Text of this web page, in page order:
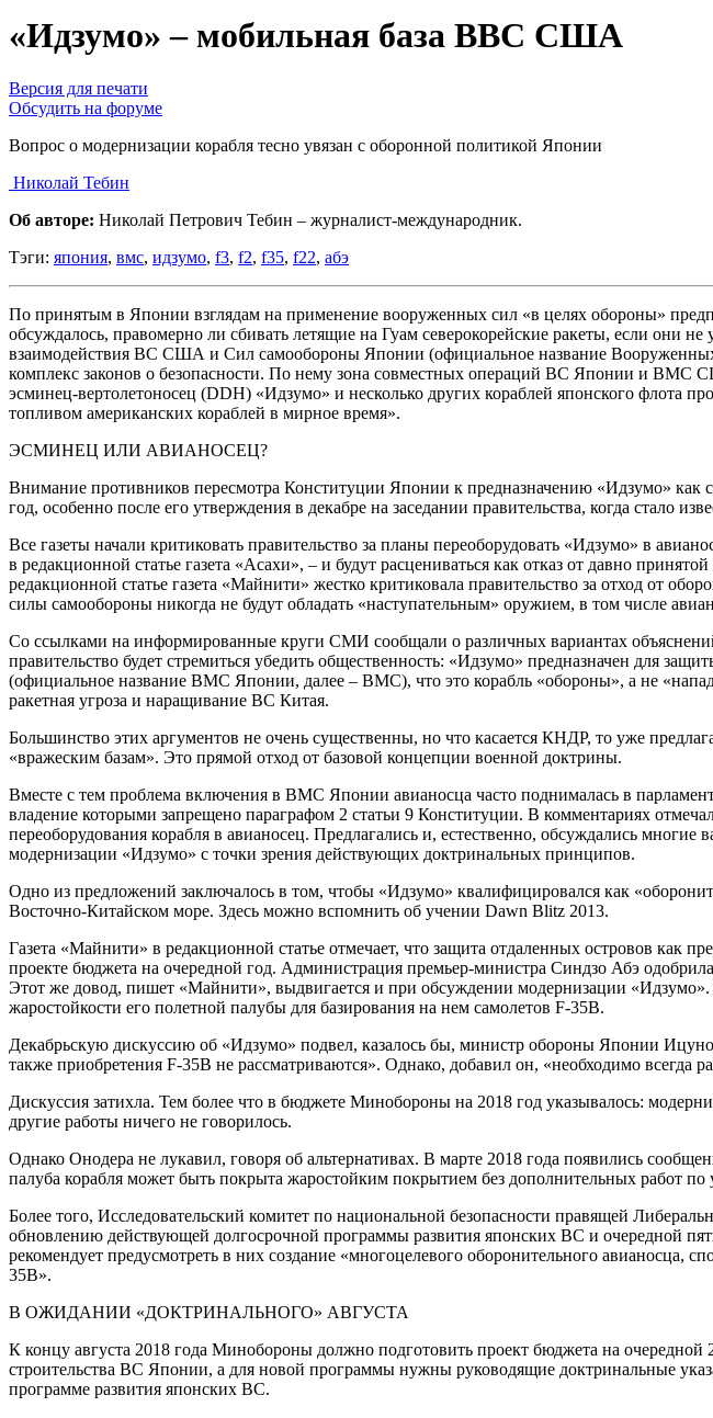
«Идзумо» – мобильная база ВВС США
Версия для печати
Обсудить на форуме
Вопрос о модернизации корабля тесно увязан с оборонной политикой Японии
Николай Тебин
Об авторе: Николай Петрович Тебин – журналист-международник.
Тэги: япония, вмс, идзумо, f3, f2, f35, f22, абэ
По принятым в Японии взглядам на применение вооруженных сил «в целях обороны»
обсуждалось, правомерно ли сбивать летящие на Гуам северокорейские ракеты, если
взаимодействия ВС США и Сил самообороны Японии (официальное название
комплекс законов о безопасности. По нему зона совместных операций ВС Японии и
эсминец-вертолетоносец (DDH) «Идзумо» и несколько других кораблей японского флота
топливом американских кораблей в мирное время».
ЭСМИНЕЦ ИЛИ АВИАНОСЕЦ?
Внимание противников пересмотра Конституции Японии к предназначению «Идзумо»
год, особенно после его утверждения в декабре на заседании правительства, когда стало
Все газеты начали критиковать правительство за планы переоборудовать «Идзумо» в
в редакционной статье газета «Асахи», – и будут расцениваться как отказ от давно
редакционной статье газета «Майнити» жестко критиковала правительство за отход от
силы самообороны никогда не будут обладать «наступательным» оружием, в том числе
Со ссылками на информированные круги СМИ сообщали о различных вариантах
правительство будет стремиться убедить общественность: «Идзумо» предназначен для
(официальное название ВМС Японии, далее – ВМС), что это корабль «обороны», а не
ракетная угроза и наращивание ВС Китая.
Большинство этих аргументов не очень существенны, но что касается КНДР, то уже
«вражеским базам». Это прямой отход от базовой концепции военной доктрины.
Вместе с тем проблема включения в ВМС Японии авианосца часто поднималась в
владение которыми запрещено параграфом 2 статьи 9 Конституции. В комментариях
переоборудования корабля в авианосец. Предлагались и, естественно, обсуждались
модернизации «Идзумо» с точки зрения действующих доктринальных принципов.
Одно из предложений заключалось в том, чтобы «Идзумо» квалифицировался как
Восточно-Китайском море. Здесь можно вспомнить об учении Dawn Blitz 2013.
Газета «Майнити» в редакционной статье отмечает, что защита отдаленных островов как
проекте бюджета на очередной год. Администрация премьер-министра Синдзо Абэ
Этот же довод, пишет «Майнити», выдвигается и при обсуждении модернизации «Идзумо».
жаростойкости его полетной палубы для базирования на нем самолетов F-35B.
Декабрьскую дискуссию об «Идзумо» подвел, казалось бы, министр обороны Японии
также приобретения F-35B не рассматриваются». Однако, добавил он, «необходимо всегда
Дискуссия затихла. Тем более что в бюджете Минобороны на 2018 год указывалось:
другие работы ничего не говорилось.
Однако Онодера не лукавил, говоря об альтернативах. В марте 2018 года появились
палуба корабля может быть покрыта жаростойким покрытием без дополнительных работ
Более того, Исследовательский комитет по национальной безопасности правящей
обновлению действующей долгосрочной программы развития японских ВС и очередной
рекомендует предусмотреть в них создание «многоцелевого оборонительного авианосца,
35B».
В ОЖИДАНИИ «ДОКТРИНАЛЬНОГО» АВГУСТА
К концу августа 2018 года Минобороны должно подготовить проект бюджета на
строительства ВС Японии, а для новой программы нужны руководящие доктринальные
программе развития японских ВС.